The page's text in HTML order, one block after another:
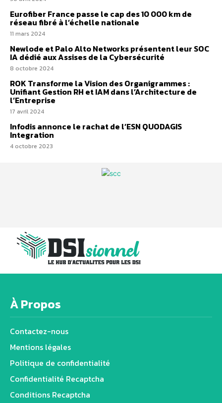
Eurofiber France passe le cap des 10 000 km de
réseau fibré à l’échelle nationale
11 mars 2024
Newlode et Palo Alto Networks présentent leur SOC
IA dédié aux Assises de la Cybersécurité
8 octobre 2024
ROK Transforme la Vision des Organigrammes :
Unifiant Gestion RH et IAM dans l’Architecture de
l’Entreprise
17 avril 2024
Infodis annonce le rachat de l’ESN QUODAGIS
Integration
4 octobre 2023
À Propos
Contactez-nous
Mentions légales
Politique de confidentialité
Confidentialité Recaptcha
Conditions Recaptcha